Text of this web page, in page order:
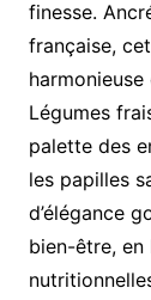
finesse.
française,
Légumes
palette des
les papilles
d’élégance
bien-être, en